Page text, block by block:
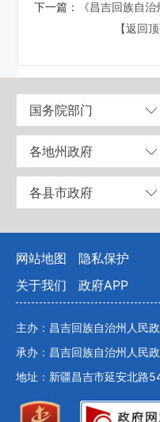
下一篇：
《昌吉回族自治
【返回顶
国务院部门
各地州政府
各县市政府
网站地图 隐私保护
关于我们
政府APP
主办：昌吉回族自治州人民
承办：昌吉回族自治州人民
地址：新疆昌吉市延安北路